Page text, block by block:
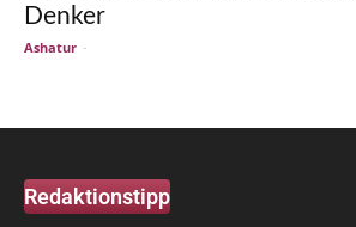
Denker
Ashatur -
Redaktionstipp